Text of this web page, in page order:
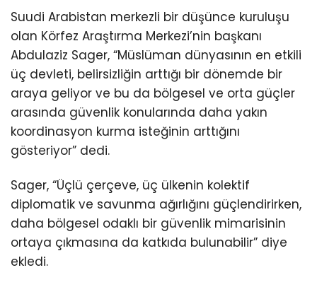
Suudi Arabistan merkezli bir düşünce kuruluşu
olan Körfez Araştırma Merkezi’nin başkanı
Abdulaziz Sager, “Müslüman dünyasının en etkili
üç devleti, belirsizliğin arttığı bir dönemde bir
araya geliyor ve bu da bölgesel ve orta güçler
arasında güvenlik konularında daha yakın
koordinasyon kurma isteğinin arttığını
gösteriyor” dedi.
Sager, “Üçlü çerçeve, üç ülkenin kolektif
diplomatik ve savunma ağırlığını güçlendirirken,
daha bölgesel odaklı bir güvenlik mimarisinin
ortaya çıkmasına da katkıda bulunabilir” diye
ekledi.